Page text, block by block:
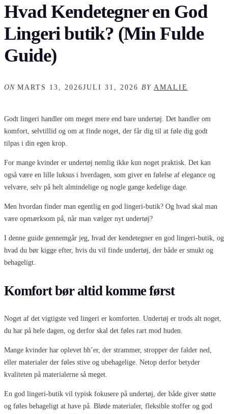
Hvad Kendetegner en God
Lingeri butik? (Min Fulde
Guide)
ON MARTS 13, 2026JULI 31, 2026 BY AMALIE
Godt lingeri handler om meget mere end bare undertøj. Det handler om
komfort, selvtillid og om at finde noget, der får dig til at føle dig godt
tilpas i din egen krop.
For mange kvinder er undertøj nemlig ikke kun noget praktisk. Det kan
også være en lille luksus i hverdagen, som giver en følelse af elegance og
velvære, selv på helt almindelige og nogle gange kedelige dage.
Men hvordan finder man egentlig en god lingeri-butik? Og hvad skal man
være opmærksom på, når man vælger nyt undertøj?
I denne guide gennemgår jeg, hvad der kendetegner en god lingeri-butik, og
hvad du bør kigge efter, hvis du vil finde undertøj, der både er smukt og
behageligt.
Komfort bør altid komme først
Noget af det vigtigste ved lingeri er komforten. Undertøj er trods alt noget,
du har på hele dagen, og derfor skal det føles rart mod huden.
Mange kvinder har oplevet bh’er, der strammer, stropper der falder ned,
eller materialer der føles stive og ubehagelige. Netop derfor betyder
kvaliteten på materialerne så meget.
En god lingeri-butik vil typisk fokusere på undertøj, der både giver støtte
og føles behageligt at have på. Bløde materialer, fleksible stoffer og god